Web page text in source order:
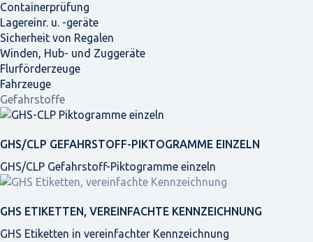
Containerprüfung
Lagereinr. u. -geräte
Sicherheit von Regalen
Winden, Hub- und Zuggeräte
Flurförderzeuge
Fahrzeuge
Gefahrstoffe
GHS/CLP GEFAHRSTOFF-PIKTOGRAMME EINZELN
GHS/CLP Gefahrstoff-Piktogramme einzeln
GHS ETIKETTEN, VEREINFACHTE KENNZEICHNUNG
GHS Etiketten in vereinfachter Kennzeichnung